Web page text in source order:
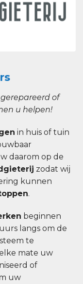
of
u helpen!
in huis of tuin
daarom op de
zodat wij
kunnen
.
beginnen
langs om de
te
mate uw
of
uw